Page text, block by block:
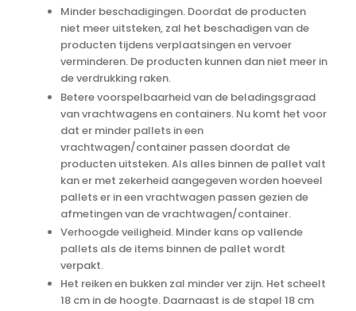
Minder beschadigingen. Doordat de producten
niet meer uitsteken, zal het beschadigen van de
producten tijdens verplaatsingen en vervoer
verminderen. De producten kunnen dan niet meer in
de verdrukking raken.
Betere voorspelbaarheid van de beladingsgraad
van vrachtwagens en containers. Nu komt het voor
dat er minder pallets in een
vrachtwagen/container passen doordat de
producten uitsteken. Als alles binnen de pallet valt
kan er met zekerheid aangegeven worden hoeveel
pallets er in een vrachtwagen passen gezien de
afmetingen van de vrachtwagen/container.
Verhoogde veiligheid. Minder kans op vallende
pallets als de items binnen de pallet wordt
verpakt.
Het reiken en bukken zal minder ver zijn. Het scheelt
18 cm in de hoogte. Daarnaast is de stapel 18 cm